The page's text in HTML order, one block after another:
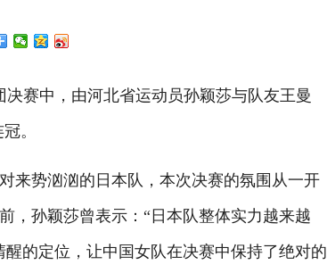
赛中，由河北省运动员孙颖莎与队友王曼
。
势汹汹的日本队，本次决赛的氛围从一开
孙颖莎曾表示：“日本队整体实力越来越
的定位，让中国女队在决赛中保持了绝对的